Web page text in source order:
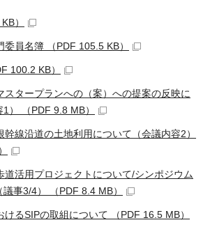
）
員名簿 （PDF 105.5 KB）
100.2 KB）
スタープランへの（案）への提案の反映に
） （PDF 9.8 MB）
幹線沿道の土地利用について（会議内容2）
道活用プロジェクトについて/シンポジウム
事3/4） （PDF 8.4 MB）
けるSIPの取組について （PDF 16.5 MB）